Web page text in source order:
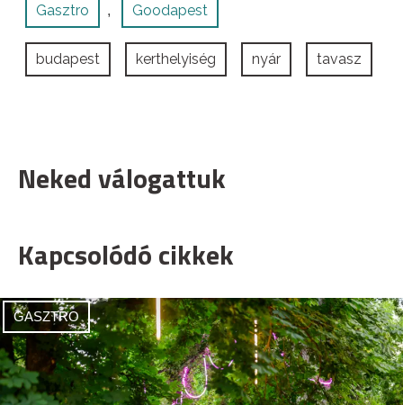
Gasztro , Goodapest
budapest kerthelyiség nyár tavasz
Neked válogattuk
Kapcsolódó cikkek
GASZTRO